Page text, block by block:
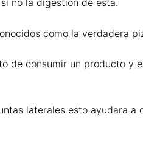
no la digestión de esta.
como la verdadera
de consumir un producto y
laterales esto ayudara